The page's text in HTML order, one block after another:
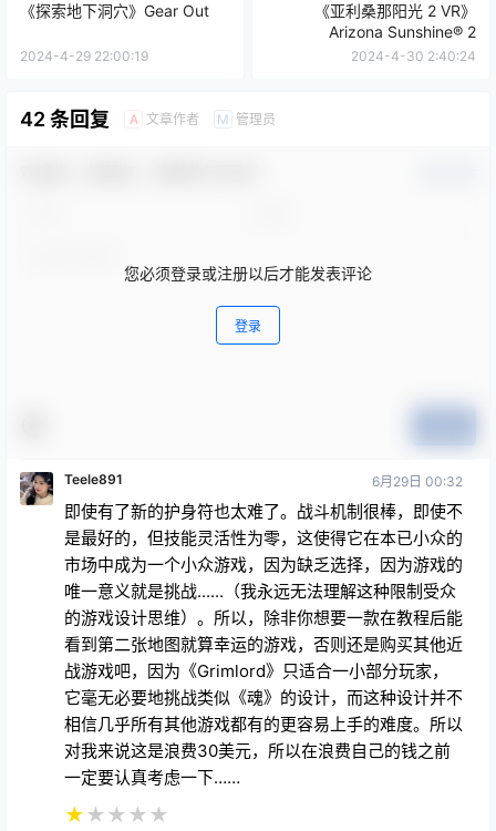
《探索地下洞穴》Gear Out
2024-4-29 22:00:19
《亚利桑那阳光 2 VR》
Arizona Sunshine® 2
2024-4-30 2:40:24
42 条回复 A 文章作者 M 管理员
您必须登录或注册以后才能发表评论
登录
Teele891 6月29日 00:32
即使有了新的护身符也太难了。战斗机制很棒，即使不
是最好的，但技能灵活性为零，这使得它在本已小众的
市场中成为一个小众游戏，因为缺乏选择，因为游戏的
唯一意义就是挑战......（我永远无法理解这种限制受众
的游戏设计思维）。所以，除非你想要一款在教程后能
看到第二张地图就算幸运的游戏，否则还是购买其他近
战游戏吧，因为《Grimlord》只适合一小部分玩家，
它毫无必要地挑战类似《魂》的设计，而这种设计并不
相信几乎所有其他游戏都有的更容易上手的难度。所以
对我来说这是浪费30美元，所以在浪费自己的钱之前
一定要认真考虑一下……
★★ ★ ★ ★